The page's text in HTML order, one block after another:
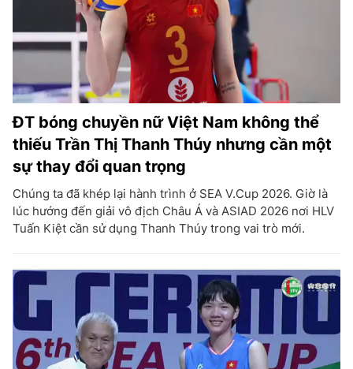
ĐT bóng chuyền nữ Việt Nam không thể
thiếu Trần Thị Thanh Thúy nhưng cần một
sự thay đổi quan trọng
Chúng ta đã khép lại hành trình ở SEA V.Cup 2026. Giờ là
lúc hướng đến giải vô địch Châu Á và ASIAD 2026 nơi HLV
Tuấn Kiệt cần sử dụng Thanh Thúy trong vai trò mới.